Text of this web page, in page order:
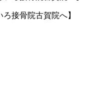
接骨院古賀院へ】